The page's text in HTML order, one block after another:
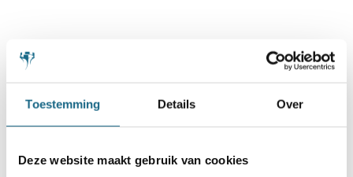
Toestemming Details Over
Deze website maakt gebruik van cookies
Schaken.nl wordt mede mogelijk gemaakt